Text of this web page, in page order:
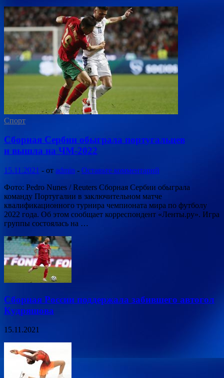
Спорт
Сборная Сербии обыграла португальцев
и вышла на ЧМ-2022
15.11.2021 - от admin - Оставьте комментарий
Фото: Pedro Nunes / Reuters Сборная Сербии обыграла
команду Португалии в заключительном матче
квалификационного турнира чемпионата мира по футболу
2022 года. Об этом сообщает корреспондент «Ленты.ру». Игра
группы состоялась на …
Сборная России поддержала забившего автогол
Кудряшова
15.11.2021